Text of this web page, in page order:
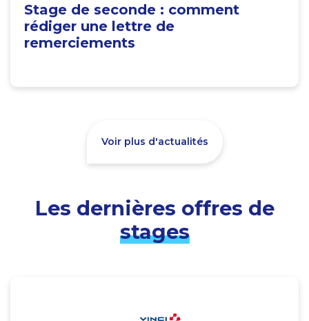
Stage de seconde : comment
rédiger une lettre de
remerciements
Voir plus d'actualités
Les dernières offres de
stages